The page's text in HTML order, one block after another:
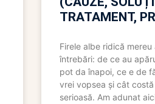
TRATAMENT,
Firele albe ridică mereu
întrebări: de ce au
pot da înapoi, ce e de
vrei vopsea și cât
serioasă. Am adunat